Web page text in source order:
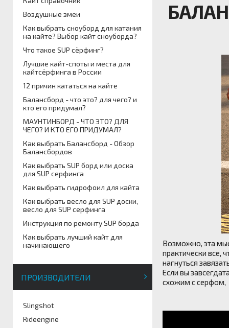
Воздушные змеи
Как выбрать сноуборд для катания
на кайте? Выбор кайт сноуборда?
Что такое SUP сёрфинг?
Лучшие кайт-споты и места для
кайтсёрфинга в России
12 причин кататься на кайте
Балансборд - что это? для чего? и
кто его придумал?
МАУНТИНБОРД - ЧТО ЭТО? ДЛЯ
ЧЕГО? И КТО ЕГО ПРИДУМАЛ?
Как выбрать Балансборд - Обзор
Балансбордов
Как выбрать SUP борд или доска
для SUP серфинга
Как выбрать гидрофоил для кайта
Как выбрать весло для SUP доски,
весло для SUP серфинга
Инструкция по ремонту SUP борда
Как выбрать лучший кайт для
начинающего
ПРОИЗВОДИТЕЛИ
Slingshot
Rideengine
Возможно, эта
практически все,
нагнуться
Если вы
схожим с серфом,